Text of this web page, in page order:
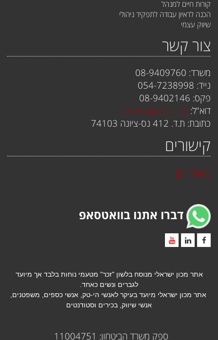
קורות חיים למנהל
הכנה לראיון עבודה לתפקיד ניהולי
שיווק עצמי
צור קשר
משרד: 08-9409760
נייד: 054-7238998
פקס: 08-9402146
דוא"ל: admin@gadi.co.il
כתובת: ת.ד. 412 נס-ציונה 74103
קישורים
מאמרים
דברו אתנו בוואטסאפ
אתר מכון ישראלי מנוסח בלשון "זכר" מטעמי נוחות בלבד אך מיועד
לגברים ונשים כאחד.
אתר מכון ישראלי מיועד בעיקר לאנשי הי-טק, אנשי כספים, משפטנים,
אנשי שיווק, בכירים וסטודנטים
ספק משרד הביטחון: 11004751